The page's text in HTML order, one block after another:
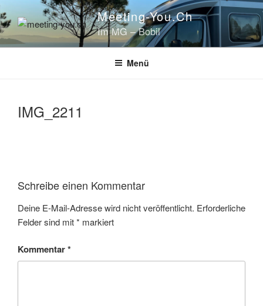
Zum
Inhalt
springen
Meeting-You.ch
Im MG – Bobil
Menü
IMG_2211
Schreibe einen Kommentar
Deine E-Mail-Adresse wird nicht veröffentlicht. Erforderliche
Felder sind mit* markiert
Kommentar*